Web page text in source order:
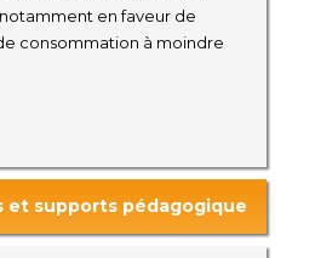
en faveur de
consommation à moindre
et supports pédagogique